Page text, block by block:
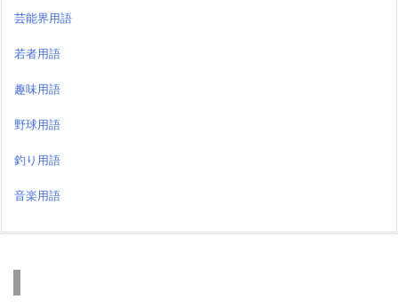
芸能界用語
若者用語
趣味用語
野球用語
釣り用語
音楽用語